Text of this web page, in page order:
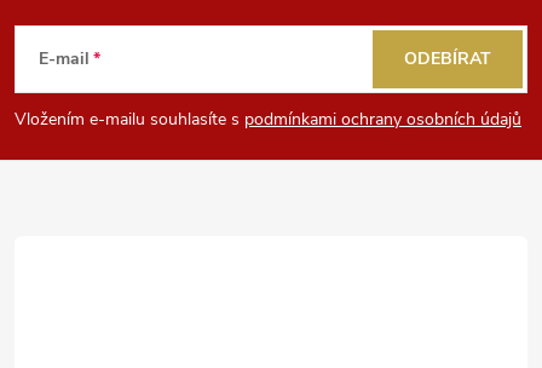
p
E-mail
Vložením e-mailu souhlasíte s podmínkami ochrany osobních údajů
ODEBÍRAT